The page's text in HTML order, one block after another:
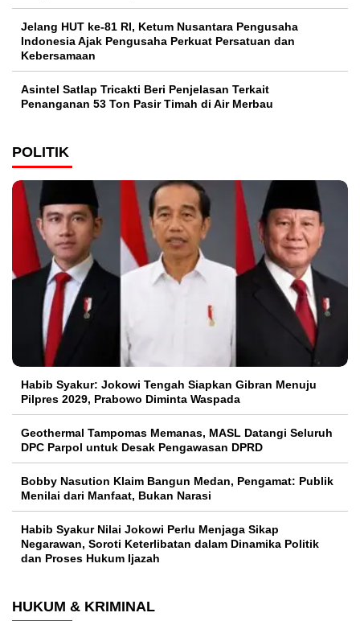
Jelang HUT ke-81 RI, Ketum Nusantara Pengusaha
Indonesia Ajak Pengusaha Perkuat Persatuan dan
Kebersamaan
Asintel Satlap Tricakti Beri Penjelasan Terkait
Penanganan 53 Ton Pasir Timah di Air Merbau
POLITIK
Habib Syakur: Jokowi Tengah Siapkan Gibran Menuju
Pilpres 2029, Prabowo Diminta Waspada
Geothermal Tampomas Memanas, MASL Datangi Seluruh
DPC Parpol untuk Desak Pengawasan DPRD
Bobby Nasution Klaim Bangun Medan, Pengamat: Publik
Menilai dari Manfaat, Bukan Narasi
Habib Syakur Nilai Jokowi Perlu Menjaga Sikap
Negarawan, Soroti Keterlibatan dalam Dinamika Politik
dan Proses Hukum Ijazah
HUKUM & KRIMINAL